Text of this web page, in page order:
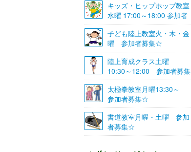
キッズ・ヒップホップ教室
水曜 17:00～18:00 参加者
募集☆
子ども陸上教室火・木・金
曜 参加者募集☆
陸上育成クラス土曜
10:30～12:00 参加者募集
☆
太極拳教室月曜13:30～
参加者募集☆
書道教室月曜・土曜 参加
者募集☆